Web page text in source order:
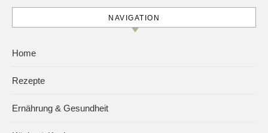
NAVIGATION
Home
Rezepte
Ernährung & Gesundheit